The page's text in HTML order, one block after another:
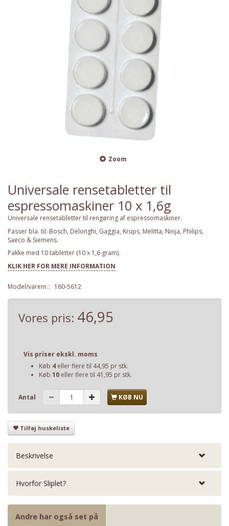
Zoom
Universale rensetabletter til
espressomaskiner 10 x 1,6g
Universale rensetabletter til rengøring af espressomaskiner.
Passer bla. til: Bosch, Delonghi, Gaggia, Krups, Melitta, Ninja, Philips,
Saeco & Siemens.
Pakke med 10 tabletter (10 x 1,6 gram).
KLIK HER FOR MERE INFORMATION
Model/varenr.: 160-5612
Vores pris: 46,95
Vis priser ekskl. moms
Køb 4 eller flere til 44,95 pr stk.
Køb 10 eller flere til 41,95 pr stk.
Antal KØB NU
Tilføj huskeliste
Beskrivelse
Hvorfor Sliplet?
Andre har også set på